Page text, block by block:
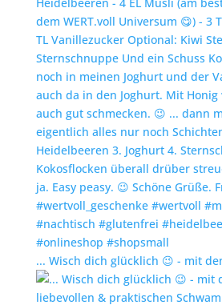
... Wisch dich glücklich 😉 - mit